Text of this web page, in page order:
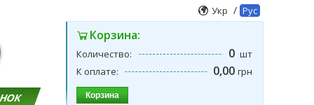
Укр / Рус
Корзина:
Количество: 0 шт
К оплате:
0,00 грн
Корзина